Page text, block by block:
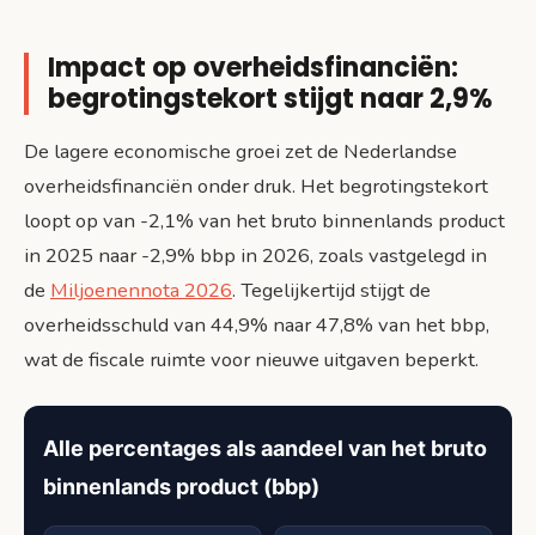
Impact op overheidsfinanciën:
begrotingstekort stijgt naar 2,9%
De lagere economische groei zet de Nederlandse
overheidsfinanciën onder druk. Het begrotingstekort
loopt op van -2,1% van het bruto binnenlands product
in 2025 naar -2,9% bbp in 2026, zoals vastgelegd in
de Miljoenennota 2026. Tegelijkertijd stijgt de
overheidsschuld van 44,9% naar 47,8% van het bbp,
wat de fiscale ruimte voor nieuwe uitgaven beperkt.
Alle percentages als aandeel van het bruto
binnenlands product (bbp)